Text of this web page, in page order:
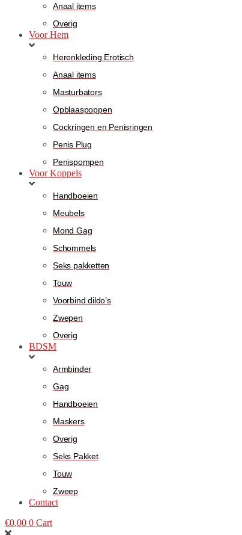
Anaal items
Overig
Voor Hem
Herenkleding Erotisch
Anaal items
Masturbators
Opblaaspoppen
Cockringen en Penisringen
Penis Plug
Penispompen
Voor Koppels
Handboeien
Meubels
Mond Gag
Schommels
Seks pakketten
Touw
Voorbind dildo’s
Zwepen
Overig
BDSM
Armbinder
Gag
Handboeien
Maskers
Overig
Seks Pakket
Touw
Zweep
Contact
€0,00 0 Cart